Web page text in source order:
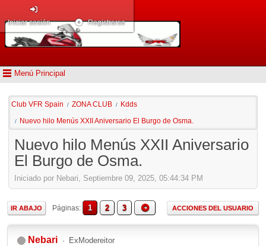
Menú Principal
Iniciar sesión Registrarse
Club VFR Spain / ZONA CLUB / Kdds
/ Nuevo hilo Menús XXII Aniversario El Burgo de Osma.
Nuevo hilo Menús XXII Aniversario
El Burgo de Osma.
Iniciado por Nebari, Septiembre 09, 2025, 05:44:34 PM
IR ABAJO Páginas 1 2 3 ACCIONES DEL USUARIO
Nebari ExModereitor